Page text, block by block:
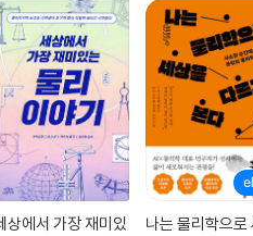
상에서 가장 재미있
나는 물리학으로